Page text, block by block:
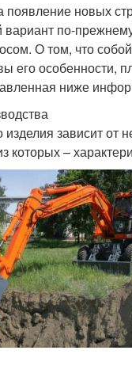
новых
вариант по-
О том, что
его особенности,
ниже
изделия зависит от
которых –